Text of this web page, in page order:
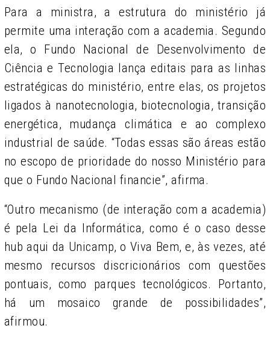
Para a ministra, a estrutura do ministério já
permite uma interação com a academia. Segundo
ela, o Fundo Nacional de Desenvolvimento de
Ciência e Tecnologia lança editais para as linhas
estratégicas do ministério, entre elas, os projetos
ligados à nanotecnologia, biotecnologia, transição
energética, mudança climática e ao complexo
industrial de saúde. “Todas essas são áreas estão
no escopo de prioridade do nosso Ministério para
que o Fundo Nacional financie”, afirma.
“Outro mecanismo (de interação com a academia)
é pela Lei da Informática, como é o caso desse
hub aqui da Unicamp, o Viva Bem, e, às vezes, até
mesmo recursos discricionários com questões
pontuais, como parques tecnológicos. Portanto,
há um mosaico grande de possibilidades”,
afirmou.